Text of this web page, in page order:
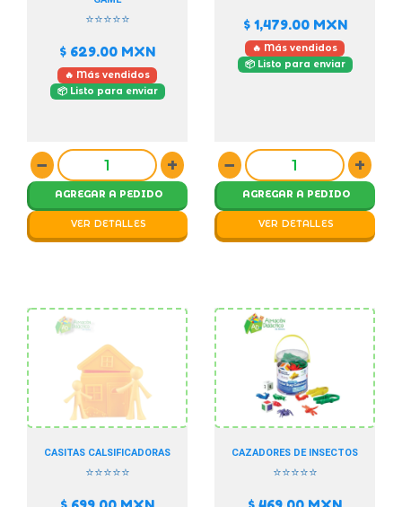
⭐⭐⭐⭐⭐
$ 629.00 MXN
🔥 Más vendidos
📦 Listo para enviar
− +
AGREGAR A PEDIDO
VER DETALLES
$ 1,479.00MXN
🔥 Más vendidos
📦 Listo para enviar
− +
AGREGAR A PEDIDO
VER DETALLES
CASITAS CALSIFICADORAS
⭐⭐⭐⭐⭐
CAZADORES DE INSECTOS
⭐⭐⭐⭐⭐